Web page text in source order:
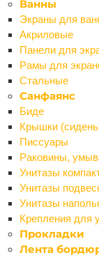
Ванны
Экраны для
Акриловые
Панели для
Рамы для
Стальные
Санфаянс
Биде
Крышки
Писсуары
Раковины,
Унитазы
Унитазы
Унитазы
Крепления для
Прокладки
Лента
Поликарбонат
Профили для
Шайбы для
Оргстекло
Пленки
Подвесной потолок
Назад
Подвесной потолок
Европодвесы
Плинтусы
Плиты потолочные
Профили
Рейки
Подвесные
Сайдинг
Сетки